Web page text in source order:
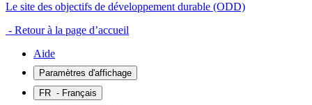
Le site des objectifs de développement durable (ODD)
- Retour à la page d’accueil
Aide
Paramètres d'affichage
FR - Français